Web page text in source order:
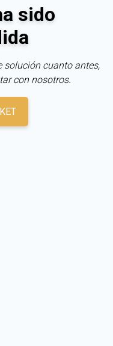
sido
solución cuanto antes,
con nosotros.